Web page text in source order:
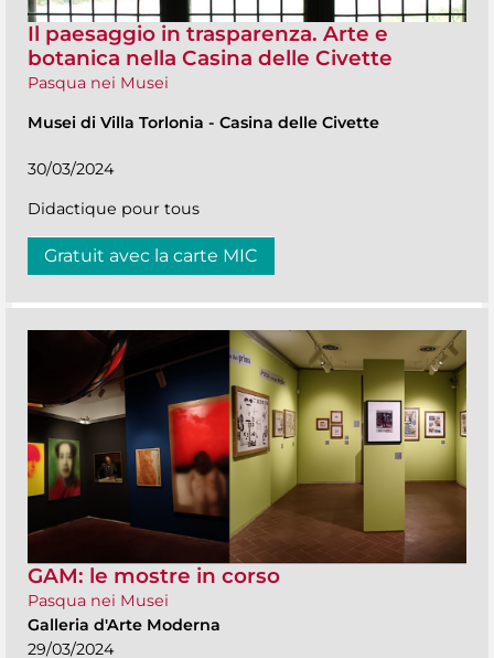
Il paesaggio in trasparenza. Arte e
botanica nella Casina delle Civette
Pasqua nei Musei
Musei di Villa Torlonia - Casina delle Civette
30/03/2024
Didactique pour tous
Gratuit avec la carte MIC
GAM: le mostre in corso
Pasqua nei Musei
Galleria d'Arte Moderna
29/03/2024